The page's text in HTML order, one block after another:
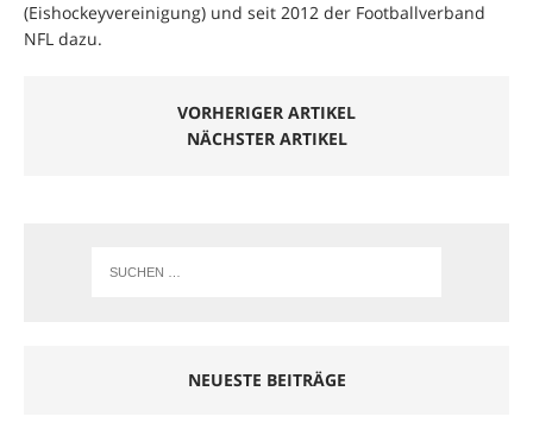
(Eishockeyvereinigung) und seit 2012 der Footballverband
NFL dazu.
VORHERIGER ARTIKEL
NÄCHSTER ARTIKEL
NEUESTE BEITRÄGE